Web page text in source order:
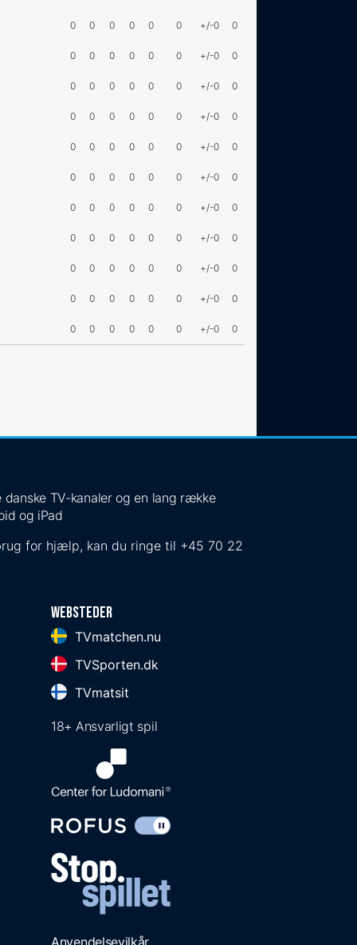
0 0 0 0 0 0 +/-0 0
0 0 0 0 0 0 +/-0 0
0 0 0 0 0 0 +/-0 0
0 0 0 0 0 0 +/-0 0
0 0 0 0 0 0 +/-0 0
0 0 0 0 0 0 +/-0 0
0 0 0 0 0 0 +/-0 0
0 0 0 0 0 0 +/-0 0
0 0 0 0 0 0 +/-0 0
0 0 0 0 0 0 +/-0 0
0 0 0 0 0 0 +/-0 0
TV-kanaler og en lang række
og iPad
for hjælp, kan du ringe til +45 70 22
Websteder
TVmatchen.nu
TVSporten.dk
TVmatsit
18+ Ansvarligt spil